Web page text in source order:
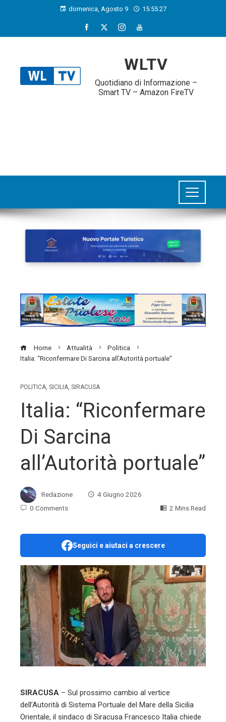
domenica, Agosto 9 15:55:28
WLTV
Quotidiano di Informazione –
Smart TV – Amazon FireTV
Home Attualità
Politica
Italia: “Riconfermare Di Sarcina all’Autorità portuale”
POLITICA, SICILIA, SIRACUSA
Italia: “Riconfermare
Di Sarcina
all’Autorità portuale”
Redazione
4 Giugno 2026
0 Comments
2 Mins Read
Seguici e aiutaci a crescere
SIRACUSA – Sul prossimo cambio al vertice
dell’Autorità di Sistema Portuale del Mare della Sicilia
Orientale, il sindaco di Siracusa Francesco Italia chiede